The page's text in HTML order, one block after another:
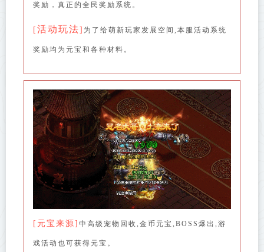
奖励，真正的全民奖励系统。
[ 活动玩法] 为了给萌新玩家发展空间,本服活动系统
奖励均为元宝和各种材料。
[元宝来源] 中高级宠物回收,金币元宝,BOSS爆出,游
戏活动也可获得元宝。